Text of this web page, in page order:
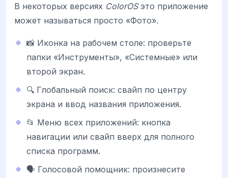
В некоторых версиях ColorOSэто приложение
может называться просто «Фото».
📸 Иконка на рабочем столе: проверьте
папки «Инструменты», «Системные» или
второй экран.
🔍 Глобальный поиск: свайп по центру
экрана и ввод названия приложения.
📂 Меню всех приложений: кнопка
навигации или свайп вверх для полного
списка программ.
🗣️ Голосовой помощник: произнесите